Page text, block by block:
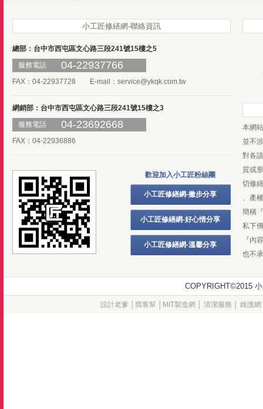
小工匠修繕網-聯絡資訊
總部：台中市西屯區文心路三段241號15樓之5
服務電話
04-22937766
FAX：04-22937728 E-mail： service@ykqk.com.tw
網銷部：台中市西屯區文心路三段241號15樓之3
服務電話
04-23692668
FAX：04-22936886
歡迎加入小工匠粉絲團
小工匠修繕網-撇步分享
小工匠修繕網-好心情分享
小工匠修繕網-溫馨分享
本網
並不
對各
質或
切修
、產
簡稱
私下
『內
也不
設計老爹 窩客幫│ MIT製造網 清潔服務 維護網